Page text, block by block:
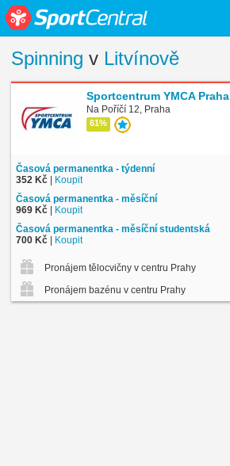
Spinning v Litvínově
Sportcentrum YMCA Praha
Na Poříčí 12, Praha
61%
Časová permanentka - týdenní
352 Kč | Koupit
Časová permanentka - měsíční
969 Kč | Koupit
Časová permanentka - měsíční studentská
700 Kč | Koupit
Pronájem tělocvičny v centru Prahy
Pronájem bazénu v centru Prahy